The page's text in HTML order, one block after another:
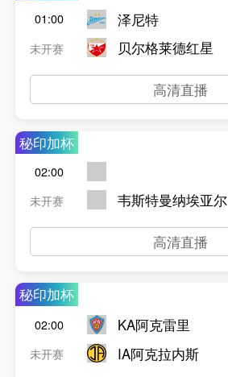
01:00
未开赛
泽尼特
贝尔格莱德红星
高清直播
秘印加杯
02:00
未开赛
韦斯特曼纳埃亚尔
高清直播
秘印加杯
02:00
未开赛
KA阿克雷里
IA阿克拉内斯